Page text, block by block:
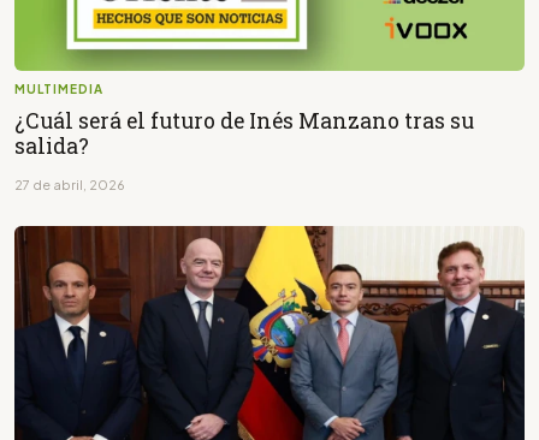
MULTIMEDIA
¿Cuál será el futuro de Inés Manzano tras su
salida?
27 de abril, 2026